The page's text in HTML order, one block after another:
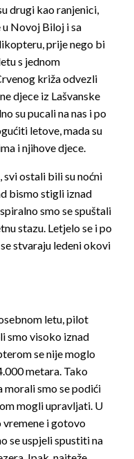
drugi kao ranjenici,
Novoj Biloj i sa
prije nego bi
s jednom
križa odvezli
djece iz Lašvanske
su pucali na nas i po
letove, mada su
i njihove djece.
ostali bili su noćni
bismo stigli iznad
smo se spuštali
stazu. Letjelo se i po
stvaraju ledeni okovi
letu, pilot
smo visoko iznad
se nije moglo
metara. Tako
morali smo se podići
mogli upravljati. U
i gotovo
se uspjeli spustiti na